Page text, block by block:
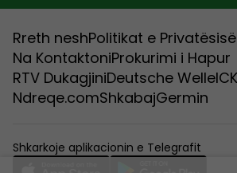
Rreth neshPolitikat e Privatësisë
Na KontaktoniProkurimi i Hapur
RTV DukagjiniDeutsche WelleICK
Ndreqe.comShkabajGermin
Shkarkoje aplikacionin e Telegrafit